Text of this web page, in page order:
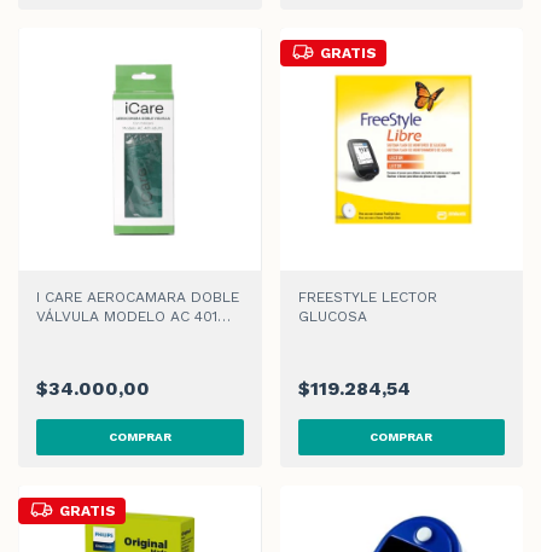
I CARE AEROCAMARA DOBLE
VÁLVULA MODELO AC 401
$34.000,00
GRATIS
FREESTYLE LECTOR
GLUCOSA
$119.284,54
GRATIS